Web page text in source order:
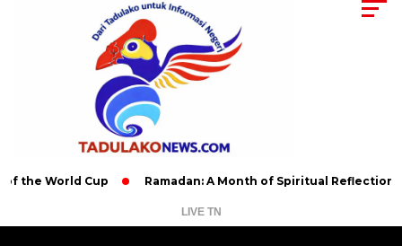
Cup Ramadan: A Month of Spiritual Reflection,
LIVE TN